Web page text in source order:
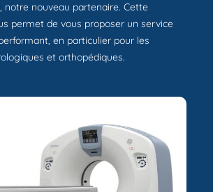
notre nouveau partenaire. Cette
permet de vous proposer un service
en particulier pour les
et orthopédiques.